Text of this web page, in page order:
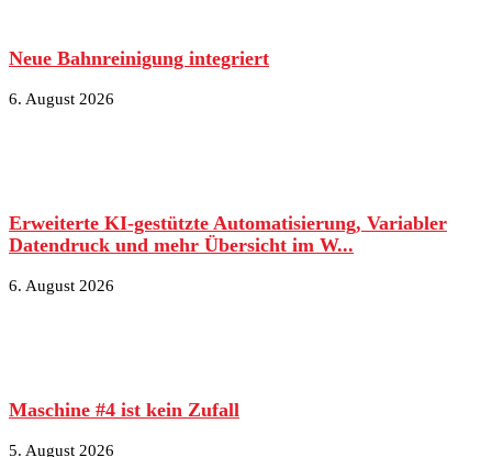
Neue Bahnreinigung integriert
6. August 2026
Erweiterte KI-gestützte Automatisierung, Variabler
Datendruck und mehr Übersicht im W...
6. August 2026
Maschine #4 ist kein Zufall
5. August 2026